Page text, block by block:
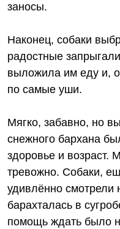
заносы.
Наконец, собаки
радостные
выложила им еду и,
по самые уши.
Мягко, забавно, но
снежного бархана
здоровье и возраст.
тревожно. Собаки,
удивлённо смотрели
барахталась в
помощь ждать было